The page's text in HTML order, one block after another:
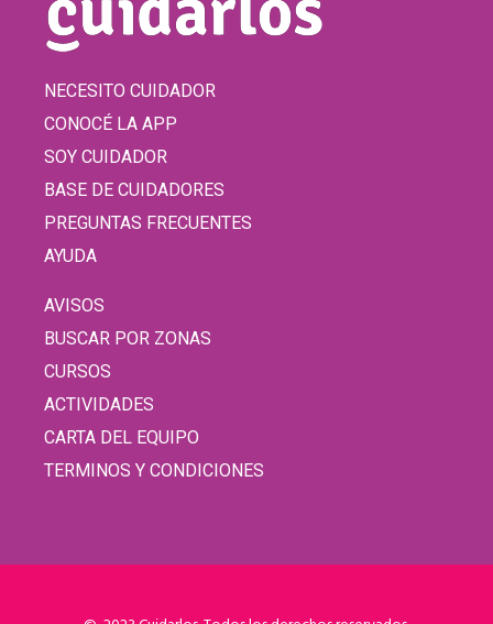
NECESITO CUIDADOR
CONOCÉ LA APP
SOY CUIDADOR
BASE DE CUIDADORES
PREGUNTAS FRECUENTES
AYUDA
AVISOS
BUSCAR POR ZONAS
CURSOS
ACTIVIDADES
CARTA DEL EQUIPO
TERMINOS Y CONDICIONES